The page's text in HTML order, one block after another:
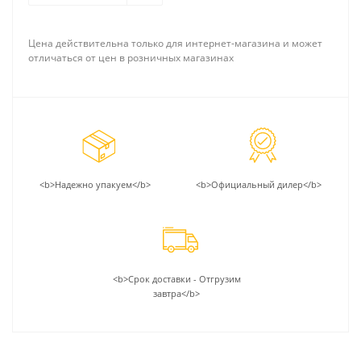
Цена действительна только для интернет-магазина и может
отличаться от цен в розничных магазинах
<b>Надежно упакуем</b> <b>Официальный дилер</b>
<b>Срок доставки - Отгрузим
завтра</b>